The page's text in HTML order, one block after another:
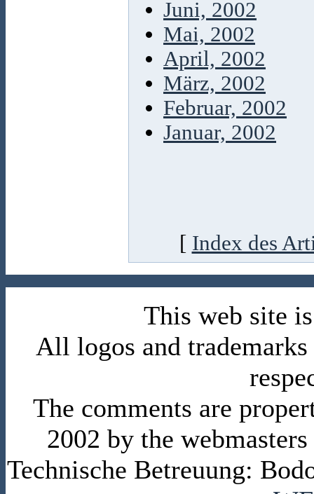
Juni, 2002
Mai, 2002
April, 2002
März, 2002
Februar, 2002
Januar, 2002
[ Index des
This web site
All logos and
The comments are
2002 by the
Technische Betreuung: